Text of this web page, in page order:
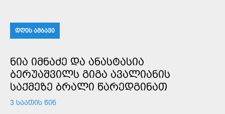
ᲓᲦᲘᲡ ᲐᲛᲑᲐᲕᲘ
ᲜᲘᲐ ᲘᲛᲜᲐᲫᲔ ᲓᲐ ᲐᲜᲐᲡᲢᲐᲡᲘᲐ
ᲑᲔᲠᲣᲐᲨᲕᲘᲚᲡ ᲒᲘᲒᲐ ᲐᲕᲐᲚᲘᲐᲜᲘᲡ
ᲡᲐᲥᲛᲔᲖᲔ ᲑᲠᲐᲚᲘ ᲬᲐᲠᲔᲓᲒᲘᲜᲐᲗ
3 ᲡᲐᲐᲗᲘᲡ ᲬᲘᲜ